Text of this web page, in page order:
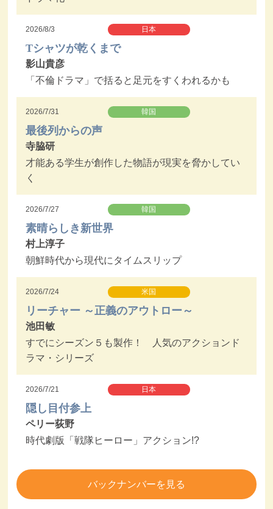
2026/8/3 日本
Tシャツが乾くまで
影山貴彦
「不倫ドラマ」で括ると足元をすくわれるかも
2026/7/31 韓国
最後列からの声
寺脇研
才能ある学生が創作した物語が現実を脅かしてい
く
2026/7/27 韓国
素晴らしき新世界
村上淳子
朝鮮時代から現代にタイムスリップ
2026/7/24 米国
リーチャー ～正義のアウトロー～
池田敏
すでにシーズン５も製作！ 人気のアクションド
ラマ・シリーズ
2026/7/21 日本
隠し目付参上
ペリー荻野
時代劇版「戦隊ヒーロー」アクション!?
バックナンバーを見る